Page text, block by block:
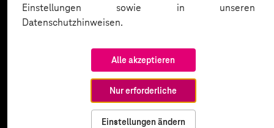
Einstellungen sowie in unseren
Datenschutzhinweisen.
Alle akzeptieren
Nur erforderliche
Einstellungen ändern